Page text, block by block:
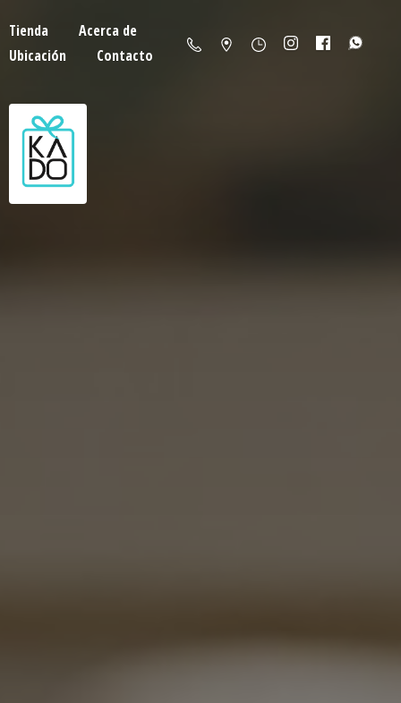
Tienda
Acerca de
Ubicación
Contacto